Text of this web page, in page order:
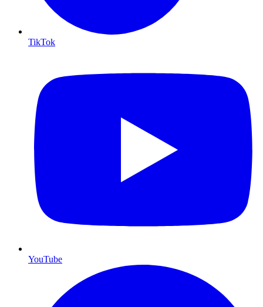
TikTok
YouTube